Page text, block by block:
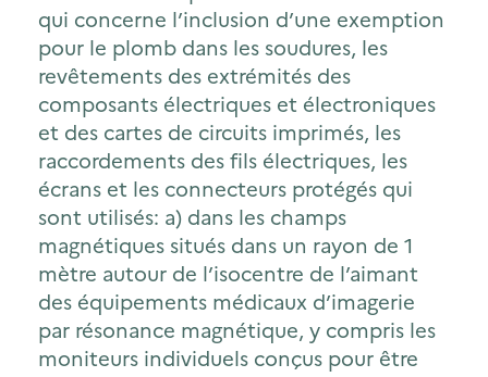
qui concerne l’inclusion d’une exemption
pour le plomb dans les soudures, les
revêtements des extrémités des
composants électriques et électroniques
et des cartes de circuits imprimés, les
raccordements des fils électriques, les
écrans et les connecteurs protégés qui
sont utilisés: a) dans les champs
magnétiques situés dans un rayon de 1
mètre autour de l’isocentre de l’aimant
des équipements médicaux d’imagerie
par résonance magnétique, y compris les
moniteurs individuels conçus pour être